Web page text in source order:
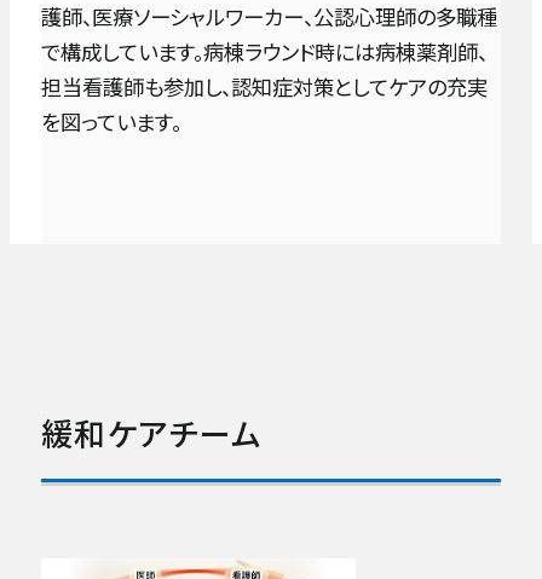
護師、医療ソーシャルワーカー、公認心理師の多職種
で構成しています。病棟ラウンド時には病棟薬剤師、
担当看護師も参加し、認知症対策としてケアの充実
を図っています。
緩和ケアチーム